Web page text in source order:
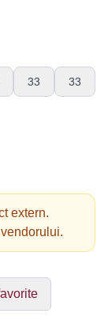
33 33
extern.